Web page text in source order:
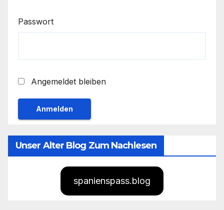
Passwort
Angemeldet bleiben
Unser Alter Blog Zum Nachlesen
spanienspass.blog